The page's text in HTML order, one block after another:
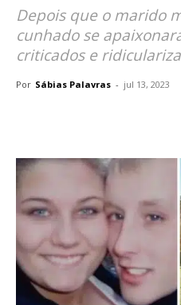
Depois que o marido
cunhado se
criticados e
Por Sábias Palavras - jul 13, 2023